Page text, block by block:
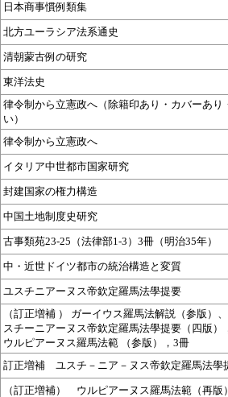
日本商事慣例類集
北方ユーラシア法系通史
清朝蒙古例の研究
東洋法史
律令制から立憲政へ（除籍印あり・カバーあり
い）
律令制から立憲政へ
イタリア中世都市国家研究
封建国家の権力構造
中国土地制度史研究
古事類苑23-25（法律部1-3）3冊（明治35年）
中・近世ドイツ都市の統治構造と変質
ユスチニアーヌス帝欽定羅馬法學提要
（訂正増補 ） ガーイウス羅馬法解説（参版）
スチーニアーヌス帝欽定羅馬法學提要（四版）
ウルピアーヌス羅馬法範 （参版），3冊
訂正増補 ユスチ－ニア－ヌス帝欽定羅馬法學
（訂正増補） ウルピアーヌス羅馬法範（再版）